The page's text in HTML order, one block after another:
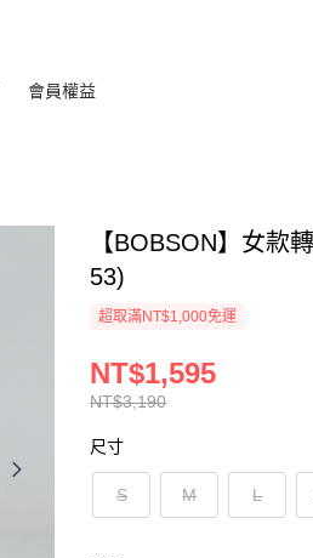
會員權益
【BOBSON】女款
53)
超取滿NT$1,000免運
NT$3,190
NT$1,595
尺寸
S M L